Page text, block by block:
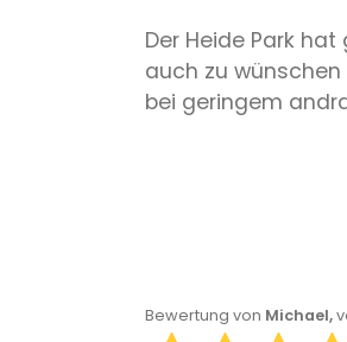
Der Heide Park
auch zu
bei geringem
Bewertung von Michael,